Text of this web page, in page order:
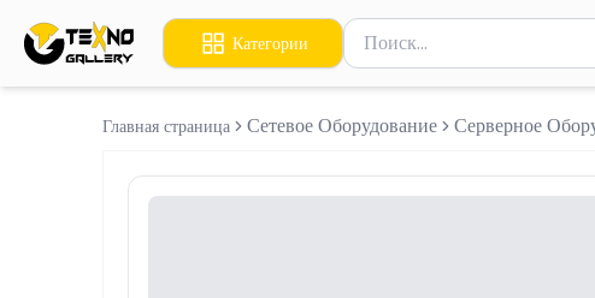
Категории
Поиск товаров
Введите минимум 2 символа
Главная страница Сетевое Оборудование Серверное